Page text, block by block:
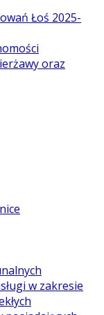
Łoś 2025-
oraz
w zakresie